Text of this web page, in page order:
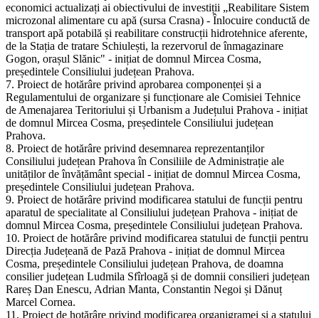
economici actualizați ai obiectivului de investiții „Reabilitare Sistem
microzonal alimentare cu apă (sursa Crasna) - Înlocuire conductă de
transport apă potabilă și reabilitare construcții hidrotehnice aferente,
de la Stația de tratare Schiulești, la rezervorul de înmagazinare
Gogon, orașul Slănic" - inițiat de domnul Mircea Cosma,
președintele Consiliului județean Prahova.
7. Proiect de hotărâre privind aprobarea componenței și a
Regulamentului de organizare și funcționare ale Comisiei Tehnice
de Amenajarea Teritoriului și Urbanism a Județului Prahova - inițiat
de domnul Mircea Cosma, președintele Consiliului județean
Prahova.
8. Proiect de hotărâre privind desemnarea reprezentanților
Consiliului județean Prahova în Consiliile de Administrație ale
unităților de învățământ special - inițiat de domnul Mircea Cosma,
președintele Consiliului județean Prahova.
9. Proiect de hotărâre privind modificarea statului de funcții pentru
aparatul de specialitate al Consiliului județean Prahova - inițiat de
domnul Mircea Cosma, președintele Consiliului județean Prahova.
10. Proiect de hotărâre privind modificarea statului de funcții pentru
Direcția Județeană de Pază Prahova - inițiat de domnul Mircea
Cosma, președintele Consiliului județean Prahova, de doamna
consilier județean Ludmila Sfîrloagă și de domnii consilieri județean
Rareș Dan Enescu, Adrian Manta, Constantin Negoi și Dănuț
Marcel Cornea.
11. Proiect de hotărâre privind modificarea organigramei și a statului